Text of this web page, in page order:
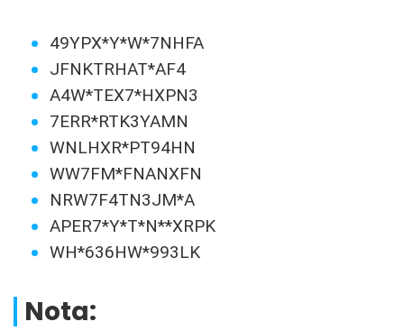
49YPX*Y*W*7NHFA
JFNKTRHAT*AF4
A4W*TEX7*HXPN3
7ERR*RTK3YAMN
WNLHXR*PT94HN
WW7FM*FNANXFN
NRW7F4TN3JM*A
APER7*Y*T*N**XRPK
WH*636HW*993LK
Nota: